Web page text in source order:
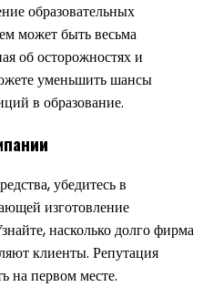
образовательных
может быть весьма
об осторожностях и
уменьшить шансы
в образование.
убедитесь в
изготовление
насколько долго фирма
клиенты. Репутация
на первом месте.